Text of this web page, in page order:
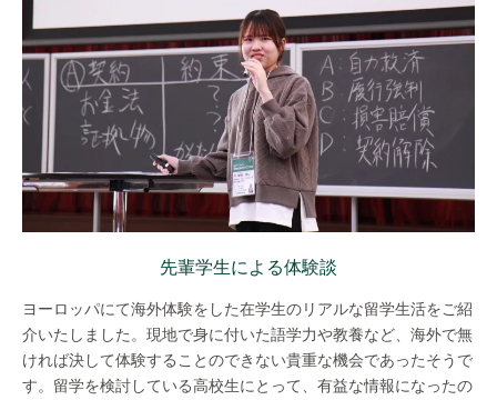
先輩学生による体験談
ヨーロッパにて海外体験をした在学生のリアルな留学生活をご紹
介いたしました。現地で身に付いた語学力や教養など、海外で無
ければ決して体験することのできない貴重な機会であったそうで
す。留学を検討している高校生にとって、有益な情報になったの